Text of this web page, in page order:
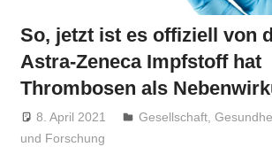
So, jetzt ist es offiziell von
Astra-Zeneca Impfstoff hat
Thrombosen als
8. April 2021 Niki Vogt
Gesellschaft,
und Forschung